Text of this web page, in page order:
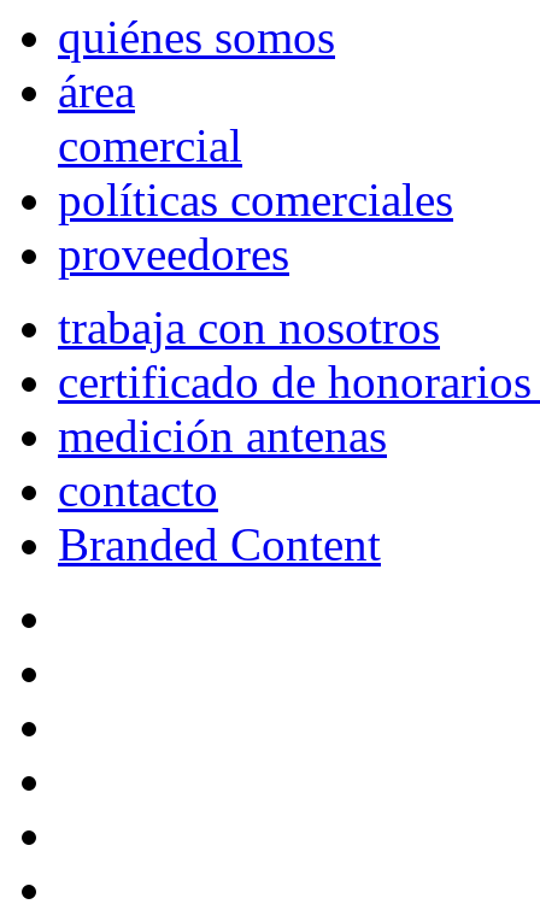
quiénes somos
área
comercial
políticas comerciales
proveedores
trabaja con nosotros
certificado de
medición antenas
contacto
Branded Content